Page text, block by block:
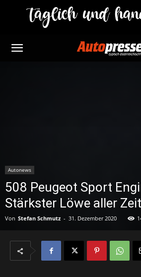
Autonews
508 Peugeot Sport
Stärkster Löwe aller
Von Stefan Schmutz - 31. Dezember 2020